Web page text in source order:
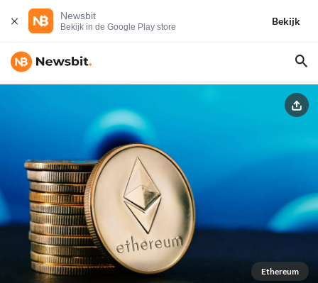
Newsbit
Bekijk in de Google Play store
Bekijk
Ethereum